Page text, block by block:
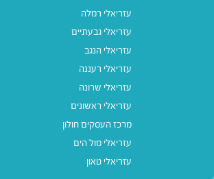
עזריאלי רמלה
עזריאלי גבעתיים
עזריאלי הנגב
עזריאלי רעננה
עזריאלי שרונה
עזריאלי ראשונים
מרכז העסקים חולון
עזריאלי מול הים
עזריאלי טאון